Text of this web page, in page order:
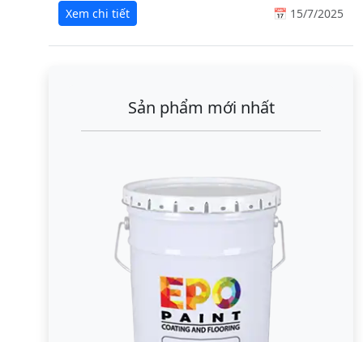
Xem chi tiết
📅 15/7/2025
Sản phẩm mới nhất